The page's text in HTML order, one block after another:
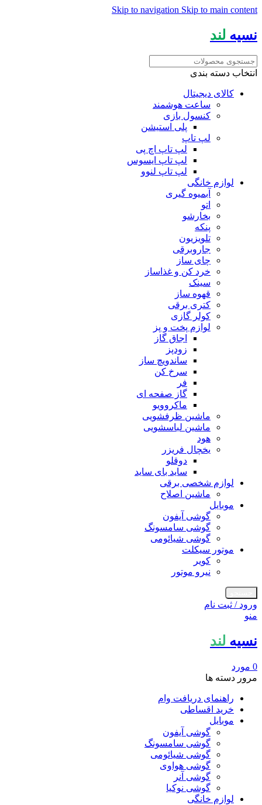
Skip to navigation Skip to main content
نسیه لند
انتخاب دسته بندی
کالای دیجیتال
ساعت هوشمند
کنسول بازی
پلی استیشن
لپ تاپ
لپ تاپ اچ پی
لپ تاپ ایسوس
لپ تاپ لنوو
لوازم خانگی
آبمیوه گیری
اتو
بخارشو
پنکه
تلویزیون
جاروبرقی
چای ساز
خرد کن و غذاساز
سینک
قهوه ساز
کتری برقی
کولر گازی
لوازم پخت و پز
اجاق گاز
زودپز
ساندویچ ساز
سرخ کن
فر
گاز صفحه ای
ماکروویو
ماشین ظرفشویی
ماشین لباسشویی
هود
یخچال فریزر
دوقلو
ساید بای ساید
لوازم شخصی برقی
ماشین اصلاح
موبایل
گوشی آیفون
گوشی سامسونگ
گوشی شیائومی
موتور سیکلت
کویر
نیرو موتور
ورود / ثبت نام
منو
نسیه لند
0 مورد
مرور دسته ها
راهنمای دریافت وام
خرید اقساطی
موبایل
گوشی آیفون
گوشی سامسونگ
گوشی شیائومی
گوشی هواوی
گوشی آنر
گوشی نوکیا
لوازم خانگی